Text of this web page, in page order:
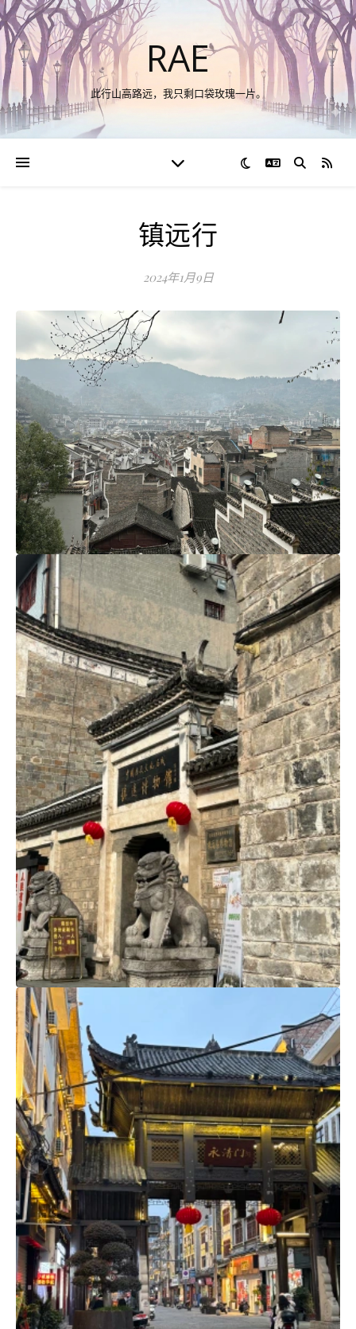
RAE
此行山高路远，我只剩口袋玫瑰一片。
切换语言RSS
镇远行
2024年1月9日